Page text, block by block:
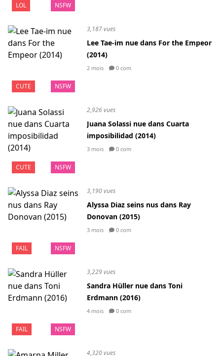
LOL NSFW
CUTE NSFW
3,187 vues
Lee Tae-im nue dans For the Empeor
(2014)
2 mois 0 com
CUTE NSFW
2,926 vues
Juana Solassi nue dans Cuarta
imposibilidad (2014)
3 mois 0 com
FAIL NSFW
3,190 vues
Alyssa Diaz seins nus dans Ray
Donovan (2015)
3 mois 0 com
FAIL NSFW
3,229 vues
Sandra Hüller nue dans Toni
Erdmann (2016)
4 mois 0 com
4,320 vues